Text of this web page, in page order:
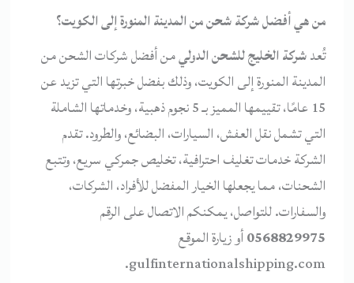
من هي أفضل شركة شحن من المدينة المنورة إلى الكويت؟
تُعدشركة الخليج للشحن الدوليمن أفضل شركات الشحن من
المدينة المنورة إلى الكويت، وذلك بفضل خبرتها التي تزيد عن
15 عامًا، تقييمها المميز بـ 5 نجوم ذهبية، وخدماتها الشاملة
التي تشمل نقل العفش، السيارات، البضائع، والطرود. تقدم
الشركة خدمات تغليف احترافية، تخليص جمركي سريع، وتتبع
الشحنات، مما يجعلها الخيار المفضل للأفراد، الشركات،
والسفارات. للتواصل، يمكنكم الاتصال على الرقم
0568829975أو زيارة الموقع
gulfinternationalshipping.com.